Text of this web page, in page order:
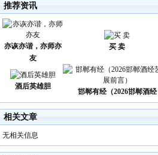
推荐资讯
亦诙亦谐，亦师亦
友
买 卖
酒后英雄胆
邯郸有经（2026邯郸酒经
相关文章
无相关信息